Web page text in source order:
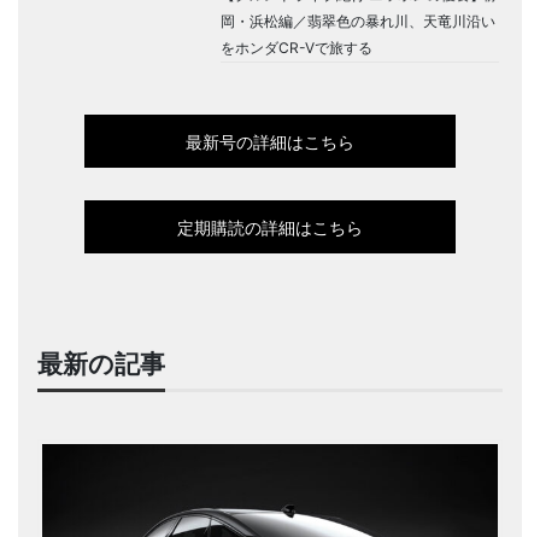
岡・浜松編／翡翠色の暴れ川、天竜川沿い
をホンダCR-Vで旅する
最新号の詳細はこちら
定期購読の詳細はこちら
最新の記事